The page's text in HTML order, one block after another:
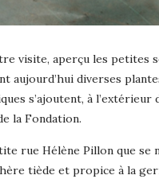
visite, aperçu les petites
aujourd’hui diverses
s’ajoutent, à
la Fondation.
rue Hélène Pillon que
tiède et propice à la